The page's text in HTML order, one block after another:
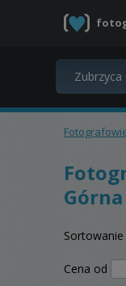
Górna
Sortowanie
Cena od